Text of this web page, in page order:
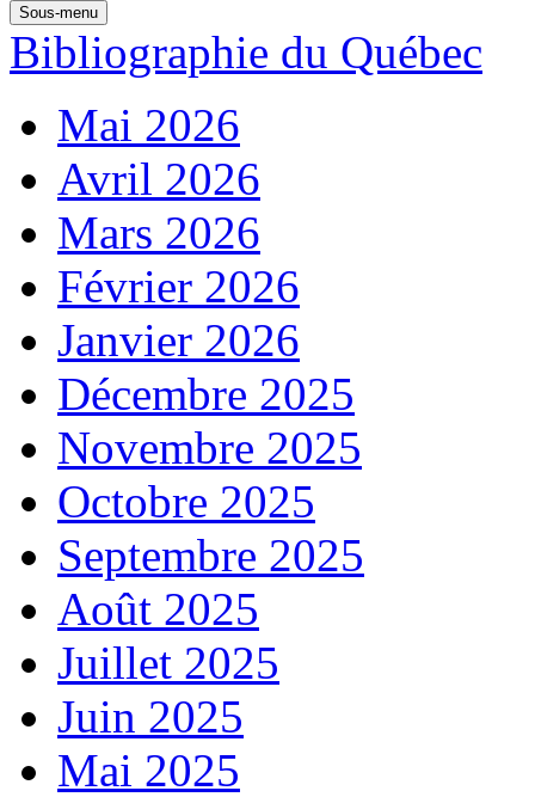
Sous-menu
Bibliographie du Québec
Mai 2026
Avril 2026
Mars 2026
Février 2026
Janvier 2026
Décembre 2025
Novembre 2025
Octobre 2025
Septembre 2025
Août 2025
Juillet 2025
Juin 2025
Mai 2025